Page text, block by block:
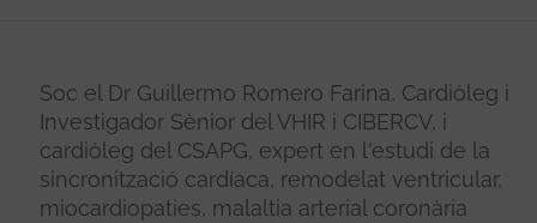
Soc el Dr Guillermo Romero Farina, Cardiòleg i
Investigador Sènior del VHIR i CIBERCV, i
cardiòleg del CSAPG, expert en l'estudi de la
sincronització cardíaca, remodelat ventricular,
miocardiopaties, malaltia arterial coronària